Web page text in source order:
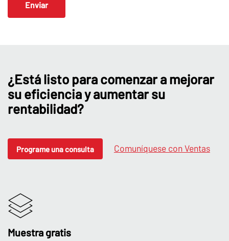
¿Está listo para comenzar a mejorar
su eficiencia y aumentar su
rentabilidad?
Programe una consulta Comuníquese con Ventas
Muestra gratis